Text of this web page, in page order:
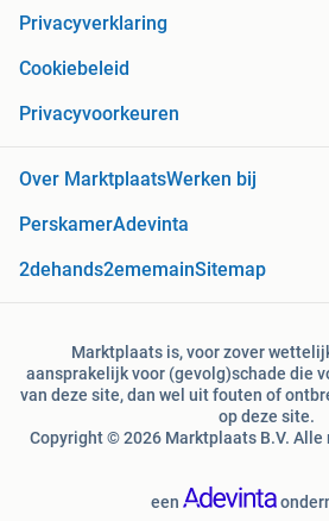
Privacyverklaring
Cookiebeleid
Privacyvoorkeuren
Over MarktplaatsWerken bij
PerskamerAdevinta
2dehands2ememainSitemap
Marktplaats is, voor zover
aansprakelijk voor (gevolg)schade die
van deze site, dan wel uit fouten of
op deze site.
Copyright © 2026 Marktplaats B.V. Alle
een